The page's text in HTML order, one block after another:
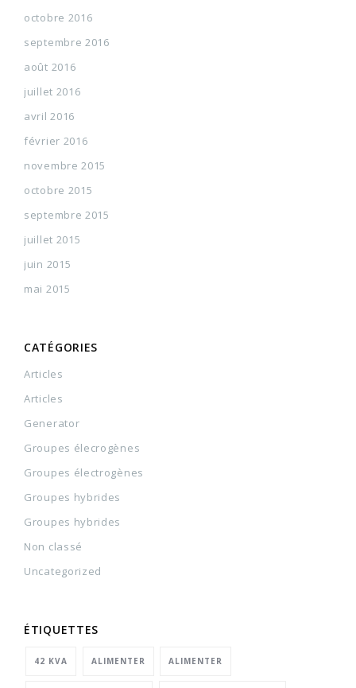
octobre 2016
septembre 2016
août 2016
juillet 2016
avril 2016
février 2016
novembre 2015
octobre 2015
septembre 2015
juillet 2015
juin 2015
mai 2015
CATÉGORIES
Articles
Articles
Generator
Groupes élecrogènes
Groupes électrogènes
Groupes hybrides
Groupes hybrides
Non classé
Uncategorized
ÉTIQUETTES
42 KVA ALIMENTER ALIMENTER